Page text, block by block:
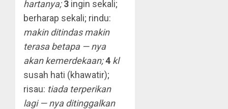
hartanya; 3 ingin sekali;
berharap sekali; rindu:
makin ditindas makin
terasa betapa — nya
akan kemerdekaan;4 kl
susah hati (khawatir);
risau: tiada terperikan
lagi — nya ditinggalkan